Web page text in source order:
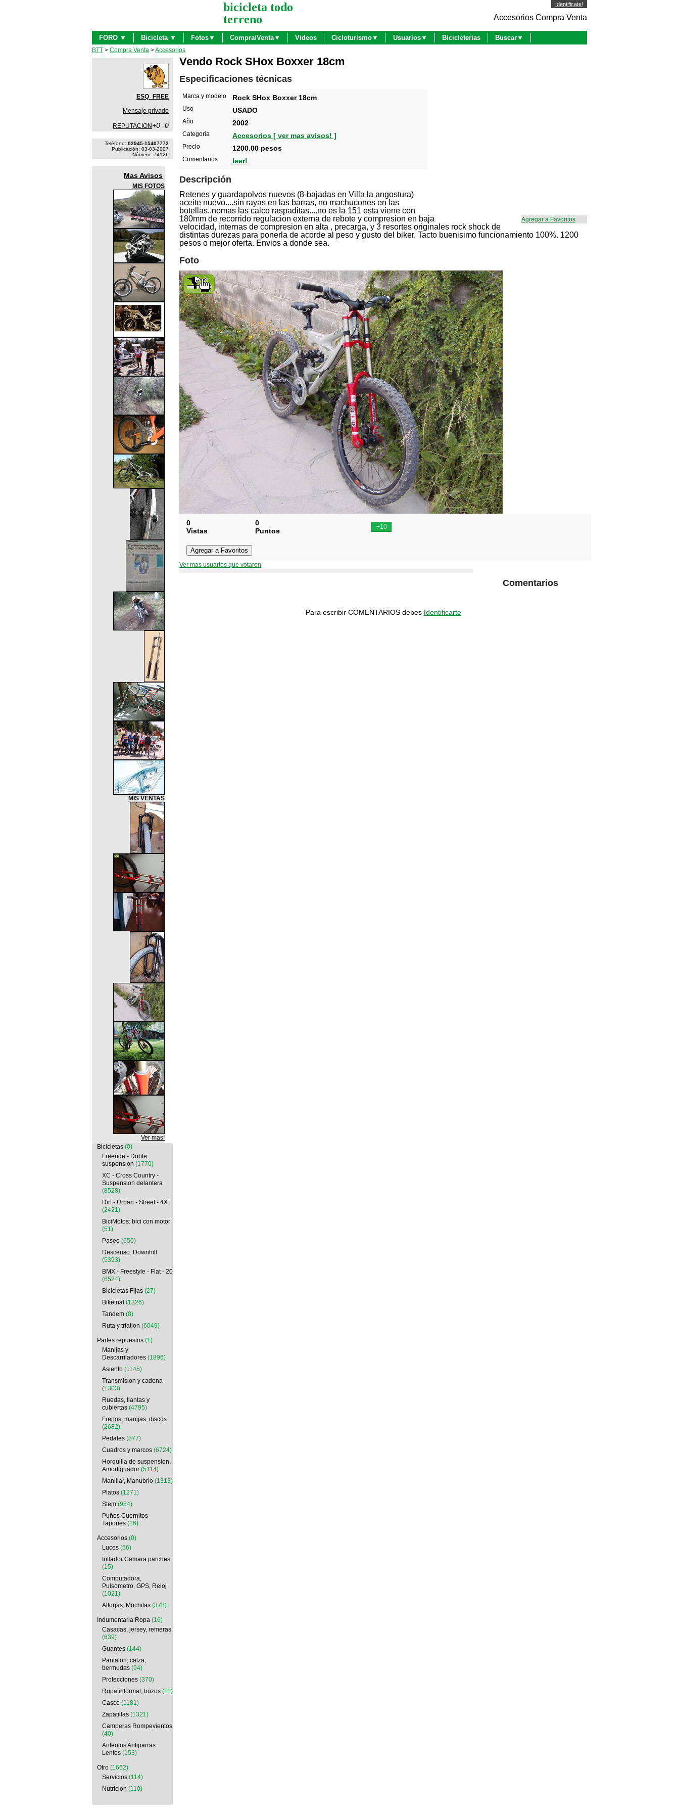
Identificate!
bicicleta todo
terreno
Accesorios Compra Venta
FORO ▼ Bicicleta ▼ Fotos▼ Compra/Venta▼ Videos Cicloturismo▼ Usuarios▼ Bicicleterias Buscar▼
BTT > Compra Venta >Accesorios
Vendo Rock SHox Boxxer 18cm
Especificaciones técnicas
Marca y modelo Rock SHox Boxxer 18cm
Uso USADO
Año 2002
Categoria Accesorios [ ver mas avisos! ]
Precio 1200.00 pesos
Comentarios leer!
Descripción
Agregar a Favoritos
Retenes y guardapolvos nuevos (8-bajadas en Villa la angostura)
aceite nuevo....sin rayas en las barras, no machucones en las
botellas..nomas las calco raspaditas....no es la 151 esta viene con
180mm de recorrido regulacion externa de rebote y compresion en baja
velocidad, internas de compresion en alta , precarga, y 3 resortes originales rock shock de
distintas durezas para ponerla de acorde al peso y gusto del biker. Tacto buenisimo funcionamiento 100%. 1200
pesos o mejor oferta. Envios a donde sea.
Foto
0
Vistas
0
Puntos
Ver mas usuarios que votaron
Comentarios
Para escribir COMENTARIOS debes Identificarte
ESQ_FREE
Mensaje privado
REPUTACION+0 -0
Teléfono: 02945-15407772
Publicación: 03-03-2007
Número: 74126
Mas Avisos
MIS FOTOS
MIS VENTAS
Ver mas!
Bicicletas (0)
Freeride - Doble
suspension (1770)
XC - Cross Country -
Suspension delantera
(8528)
Dirt - Urban - Street - 4X
(2421)
BiciMotos: bici con motor
(51)
Paseo (650)
Descenso. Downhill
(5393)
BMX - Freestyle - Flat - 20
(6524)
Bicicletas Fijas (27)
Biketrial (1326)
Tandem (8)
Ruta y triatlon (6049)
Partes repuestos (1)
Manijas y
Descarriladores (1896)
Asiento (1145)
Transmision y cadena
(1303)
Ruedas, llantas y
cubiertas (4795)
Frenos, manijas, discos
(2682)
Pedales (877)
Cuadros y marcos (6724)
Horquilla de suspension,
Amortiguador (5114)
Manillar, Manubrio (1313)
Platos (1271)
Stem (954)
Puños Cuernitos
Tapones (26)
Accesorios (0)
Luces (56)
Inflador Camara parches
(15)
Computadora,
Pulsometro, GPS, Reloj
(1021)
Alforjas, Mochilas (378)
Indumentaria Ropa (16)
Casacas, jersey, remeras
(639)
Guantes (144)
Pantalon, calza,
bermudas (94)
Protecciones (370)
Ropa informal, buzos (11)
Casco (1181)
Zapatillas (1321)
Camperas Rompevientos
(40)
Anteojos Antiparras
Lentes (153)
Otro (1662)
Servicios (114)
Nutricion (110)